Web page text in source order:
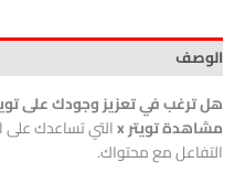
الوصف
هل ترغب في تعزيز وجودك على
مشاهدة تويتر x التي تساعدك
التفاعل مع محتواك.